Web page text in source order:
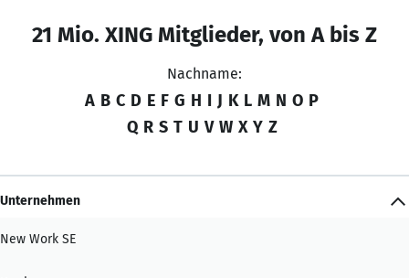
21 Mio. XING Mitglieder, von A bis Z
Nachname:
A B C D E F G H I J K L M N O P
Q R S T U V W X Y Z
Unternehmen
New Work SE